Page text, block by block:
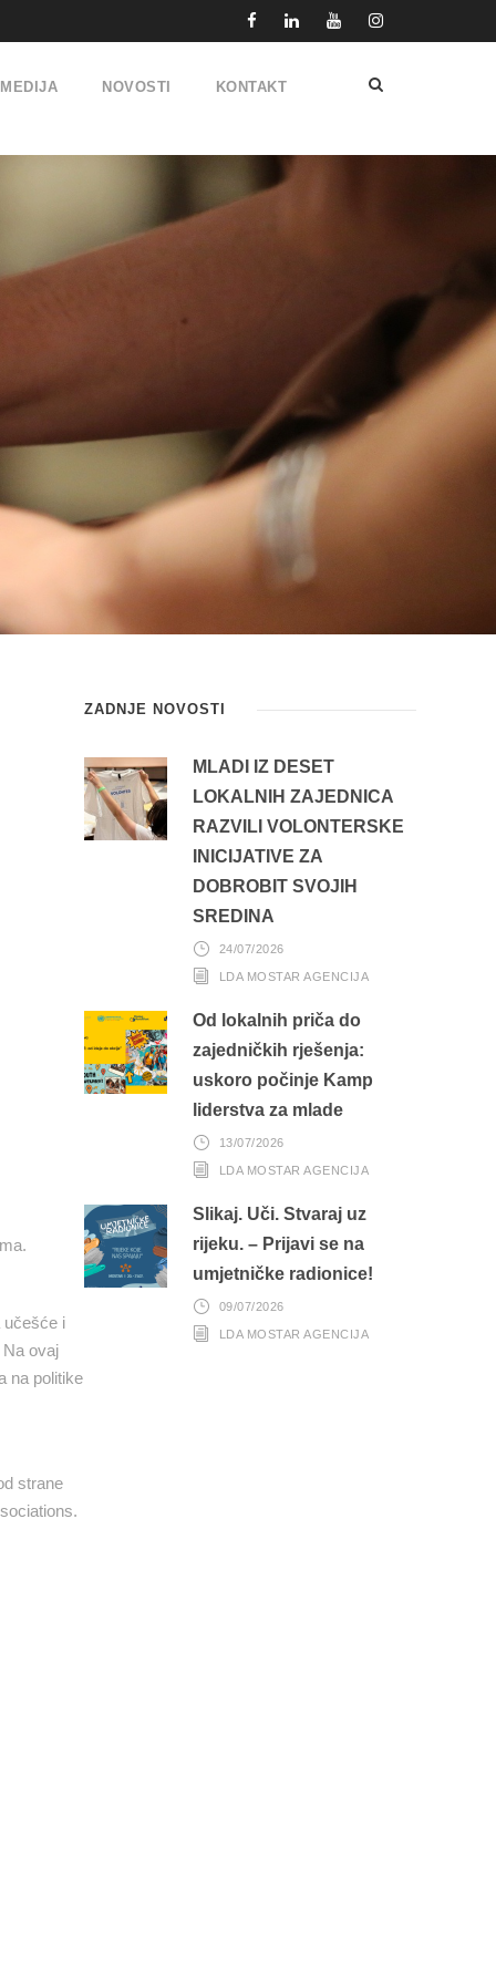
NOVOSTI KONTAKT
učešće i
Na ovaj
na politike
strane
ZADNJE NOVOSTI
MLADI IZ DESET
LOKALNIH ZAJEDNICA
RAZVILI VOLONTERSKE
INICIJATIVE ZA
DOBROBIT SVOJIH
SREDINA
24/07/2026
LDA MOSTAR AGENCIJA
Od lokalnih priča do
zajedničkih rješenja:
uskoro počinje Kamp
liderstva za mlade
13/07/2026
LDA MOSTAR AGENCIJA
Slikaj. Uči. Stvaraj uz
rijeku. – Prijavi se na
umjetničke radionice!
09/07/2026
LDA MOSTAR AGENCIJA